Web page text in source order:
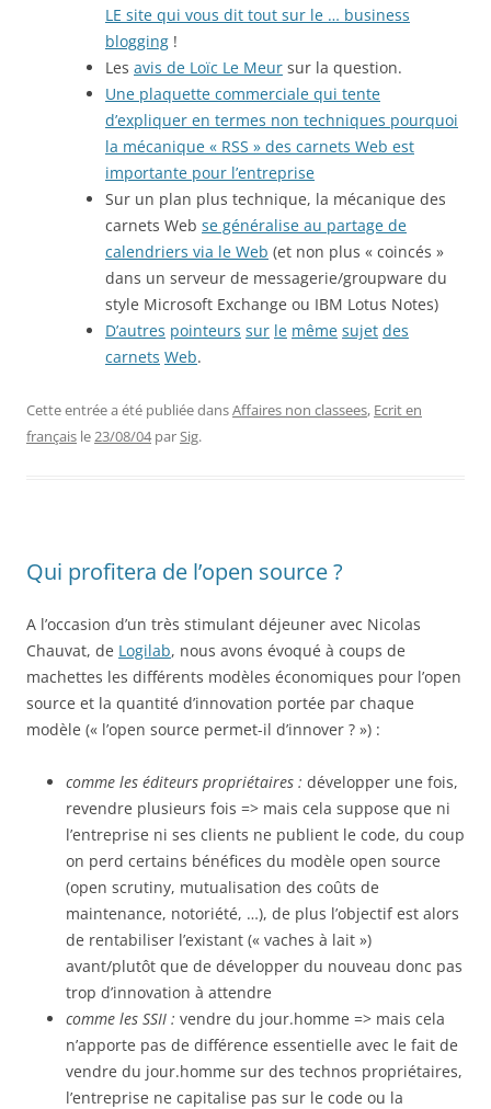
LE site qui vous dit tout sur le … business
blogging !
Les avis de Loïc Le Meur sur la question.
Une plaquette commerciale qui tente
d’expliquer en termes non techniques pourquoi
la mécanique « RSS » des carnets Web est
importante pour l’entreprise
Sur un plan plus technique, la mécanique des
carnets Web se généralise au partage de
calendriers via le Web (et non plus « coincés »
dans un serveur de messagerie/groupware du
style Microsoft Exchange ou IBM Lotus Notes)
D’autres pointeurs sur le même sujet des
carnets Web.
Cette entrée a été publiée dansAffaires non classees, Ecrit en
français le23/08/04 parSig.
Qui profitera de l’open source ?
A l’occasion d’un très stimulant déjeuner avec Nicolas
Chauvat, de Logilab, nous avons évoqué à coups de
machettes les différents modèles économiques pour l’open
source et la quantité d’innovation portée par chaque
modèle (« l’open source permet-il d’innover ? ») :
comme les éditeurs propriétaires : développer une fois,
revendre plusieurs fois => mais cela suppose que ni
l’entreprise ni ses clients ne publient le code, du coup
on perd certains bénéfices du modèle open source
(open scrutiny, mutualisation des coûts de
maintenance, notoriété, …), de plus l’objectif est alors
de rentabiliser l’existant (« vaches à lait »)
avant/plutôt que de développer du nouveau donc pas
trop d’innovation à attendre
comme les SSII : vendre du jour.homme => mais cela
n’apporte pas de différence essentielle avec le fait de
vendre du jour.homme sur des technos propriétaires,
l’entreprise ne capitalise pas sur le code ou la